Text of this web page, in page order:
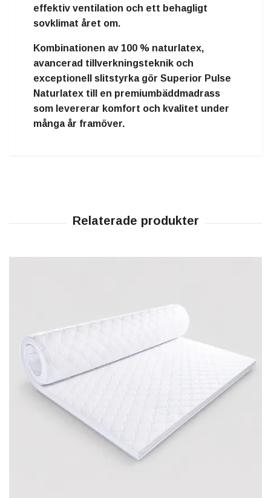
effektiv ventilation och ett behagligt
sovklimat året om.
Kombinationen av 100 % naturlatex,
avancerad tillverkningsteknik och
exceptionell slitstyrka gör Superior Pulse
Naturlatex till en premiumbäddmadrass
som levererar komfort och kvalitet under
många år framöver.